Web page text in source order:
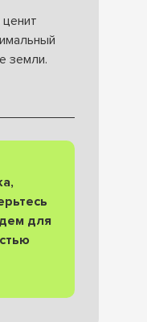
земли.
для